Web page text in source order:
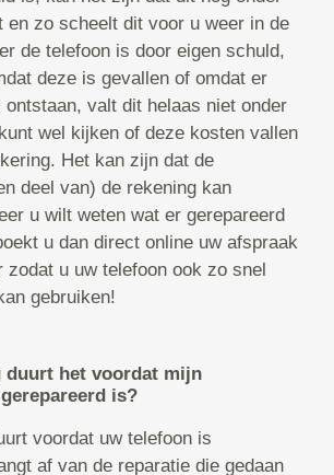
en zo scheelt dit voor u weer in de
de telefoon is door eigen schuld,
deze is gevallen of omdat er
valt dit helaas niet onder
wel kijken of deze kosten vallen
Het kan zijn dat de
deel van) de rekening kan
u wilt weten wat er gerepareerd
u dan direct online uw afspraak
zodat u uw telefoon ook zo snel
gebruiken!
duurt het voordat mijn
is?
voordat uw telefoon is
af van de reparatie die gedaan